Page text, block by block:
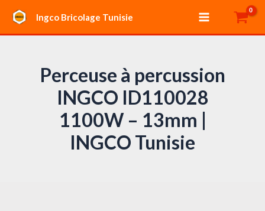
contenu
Ingco Bricolage Tunisie
Main
Menu
Perceuse à percussion
INGCO ID110028
1100W – 13mm |
INGCO Tunisie